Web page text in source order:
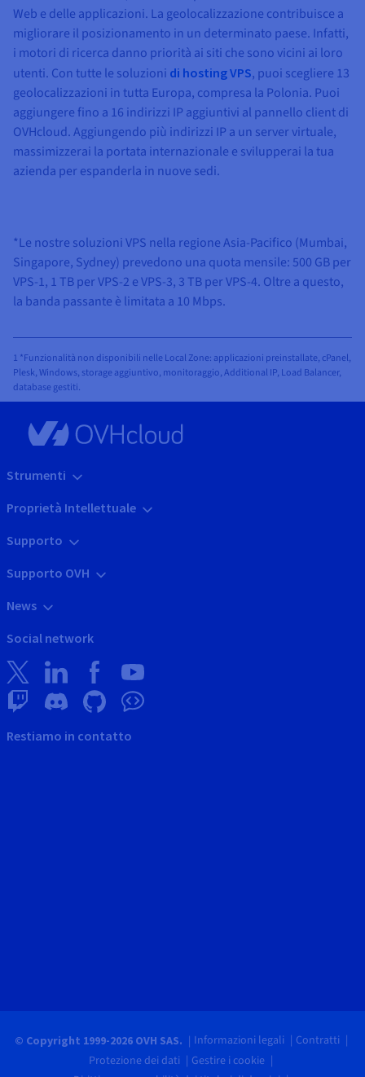
Web e delle applicazioni. La geolocalizzazione contribuisce a
migliorare il posizionamento in un determinato paese. Infatti,
i motori di ricerca danno priorità ai siti che sono vicini ai loro
utenti. Con tutte le soluzioni di hosting VPS, puoi scegliere 13
geolocalizzazioni in tutta Europa, compresa la Polonia. Puoi
aggiungere fino a 16 indirizzi IP aggiuntivi al pannello client di
OVHcloud. Aggiungendo più indirizzi IP a un server virtuale,
massimizzerai la portata internazionale e svilupperai la tua
azienda per espanderla in nuove sedi.
*Le nostre soluzioni VPS nella regione Asia-Pacifico (Mumbai,
Singapore, Sydney) prevedono una quota mensile: 500 GB per
VPS-1, 1 TB per VPS-2 e VPS-3, 3 TB per VPS-4. Oltre a questo,
la banda passante è limitata a 10 Mbps.
1 *Funzionalità non disponibili nelle Local Zone: applicazioni preinstallate, cPanel,
Plesk, Windows, storage aggiuntivo, monitoraggio, Additional IP, Load Balancer,
database gestiti.
Strumenti
Proprietà Intellettuale
Supporto
Supporto OVH
News
Social network
Restiamo in contatto
© Copyright 1999-2026 OVH SAS. Informazioni legali
Contratti
Protezione dei dati
Gestire i cookie